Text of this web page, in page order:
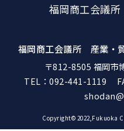
福岡商工会議
福岡商工会議所 産業・
〒812-8505 福岡市
TEL：092-441-1119
Copyright© 2022,Fukuoka